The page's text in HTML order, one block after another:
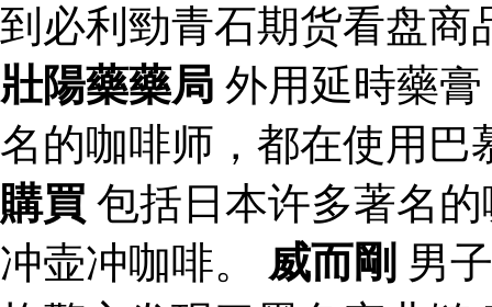
到必利勁青石期货看盘商
壯陽藥藥局 外用延時藥膏
名的咖啡师，都在使用
購買 包括日本许多著名
冲壶冲咖啡。 威而剛 男